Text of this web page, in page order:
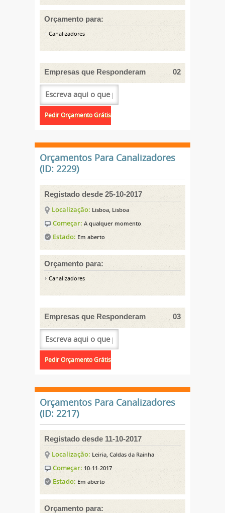
Orçamento para:
Canalizadores
Empresas que Responderam 02
Orçamentos Para Canalizadores
(ID: 2229)
Registado desde 25-10-2017
Localização: Lisboa, Lisboa
Começar: A qualquer momento
Estado: Em aberto
Orçamento para:
Canalizadores
Empresas que Responderam 03
Orçamentos Para Canalizadores
(ID: 2217)
Registado desde 11-10-2017
Localização: Leiria, Caldas da Rainha
Começar: 10-11-2017
Estado: Em aberto
Orçamento para: